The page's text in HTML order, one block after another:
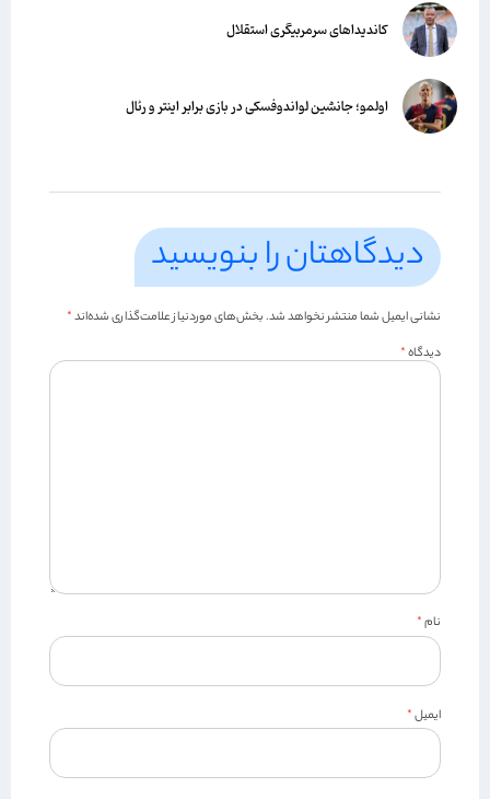
کاندیداهای سرمربیگری استقلال
اولمو؛ جانشین لواندوفسکی در بازی برابر اینتر و رئال
دیدگاهتان را بنویسید
نشانی ایمیل شما منتشر نخواهد شد.بخش‌های موردنیاز علامت‌گذاری شده‌اند*
دیدگاه*
نام*
ایمیل*